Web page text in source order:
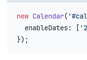
new Calendar(
  enableDates
: [
});